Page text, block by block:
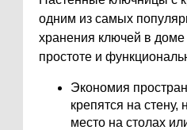
одним из самых
хранения ключей в доме
простоте и
Экономия
крепятся на стену,
место на столах